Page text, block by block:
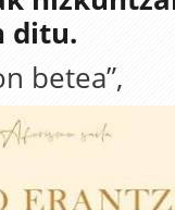
ditu.
betea”,